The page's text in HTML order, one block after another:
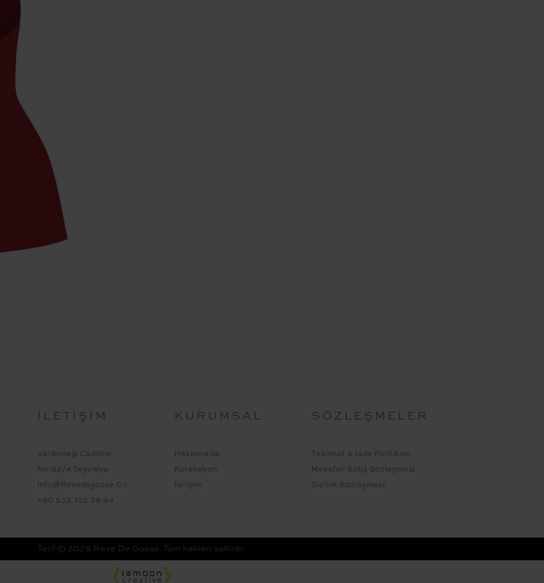
İLETIŞIM
Valikonağı Caddesi,
No:62/4 Teşvikiye
Info@revedegosse.co
+90 533 722 38 84
KURUMSAL
Hakkımızda
Koleksiyon
İletişim
SÖZLEŞMELER
Teslimat & İade Politikası
Mesafeli Satış Sözleşmesi
Gizlilik Sözleşmesi
Telif © 2026 Reve De Gosse. Tüm hakları saklıdır.